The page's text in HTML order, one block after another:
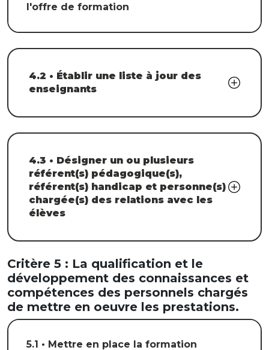
l'offre de formation
4.2 • Établir une liste à jour des
enseignants
4.3 • Désigner un ou plusieurs
référent(s) pédagogique(s),
référent(s) handicap et personne(s)
chargée(s) des relations avec les
élèves
Critère 5 : La qualification et le
développement des connaissances et
compétences des personnels chargés
de mettre en oeuvre les prestations.
5.1 • Mettre en place la formation